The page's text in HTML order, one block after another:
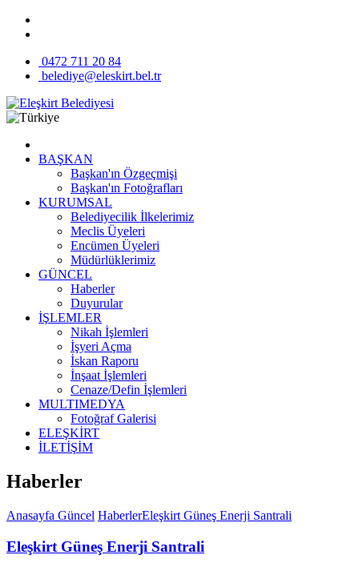
0472 711 20 84
belediye@eleskirt.bel.tr
BAŞKAN
Başkan'ın Özgeçmişi
Başkan'ın Fotoğrafları
KURUMSAL
Belediyecilik İlkelerimiz
Meclis Üyeleri
Encümen Üyeleri
Müdürlüklerimiz
GÜNCEL
Haberler
Duyurular
İŞLEMLER
Nikah İşlemleri
İşyeri Açma
İskan Raporu
İnşaat İşlemleri
Cenaze/Defin İşlemleri
MULTIMEDYA
Fotoğraf Galerisi
ELEŞKİRT
İLETİŞİM
Haberler
Anasayfa Güncel HaberlerEleşkirt Güneş Enerji Santrali
Eleşkirt Güneş Enerji Santrali